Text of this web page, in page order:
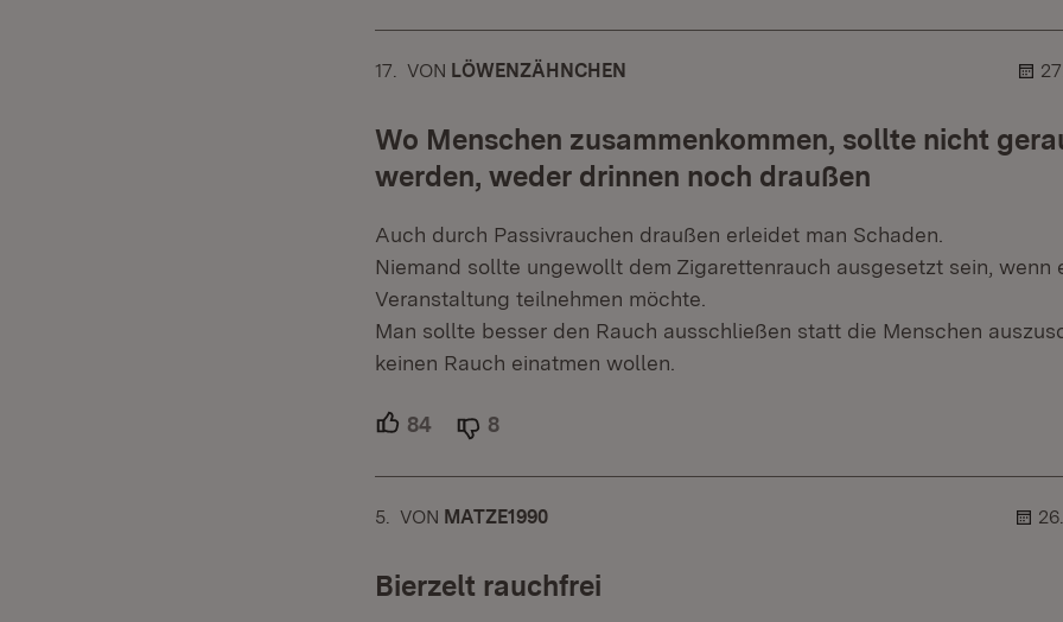
17. KOMMENTAR
VON :LÖWENZÄHNCHEN
Wo Menschen zusammenkommen, sollte nicht
werden, weder drinnen noch draußen
Auch durch Passivrauchen draußen erleidet man Schaden.
Niemand sollte ungewollt dem Zigarettenrauch ausgesetzt sein, wenn
Veranstaltung teilnehmen möchte.
Man sollte besser den Rauch ausschließen statt die Menschen
keinen Rauch einatmen wollen.
84 Unterstützer.
8
5. KOMMENTAR
VON :MATZE1990
Bierzelt rauchfrei